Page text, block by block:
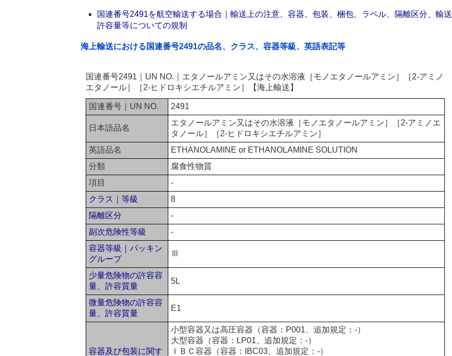
国連番号2491を航空輸送する場合｜輸送上の注意、容器、包装、梱包、ラベル、隔離区分、輸送
許容量等についての規制
海上輸送における国連番号2491の品名、クラス、容器等級、英語表記等
国連番号2491｜UN NO.｜エタノールアミン又はその水溶液［モノエタノールアミン］［2-アミノ
エタノール］［2-ヒドロキシエチルアミン］【海上輸送】
国連番号｜UN NO. 2491
日本語品名
エタノールアミン又はその水溶液［モノエタノールアミン］［2-アミノエ
タノール］［2-ヒドロキシエチルアミン］
英語品名
ETHANOLAMINE or ETHANOLAMINE SOLUTION
分類
腐食性物質
項目
-
クラス｜等級
8
隔離区分
-
副次危険性等級
-
容器等級｜パッキン
グループ
Ⅲ
少量危険物の許容容
量、許容質量
5L
微量危険物の許容容
量、許容質量
E1
容器及び包装に関す
小型容器又は高圧容器（容器：P001、追加規定：-）
大型容器（容器：LP01、追加規定：-）
ＩＢＣ容器（容器：IBC03、追加規定：-）